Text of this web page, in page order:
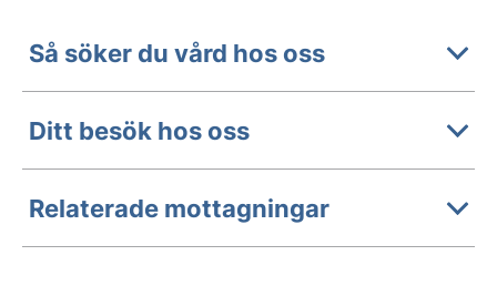
Så söker du vård hos oss
Ditt besök hos oss
Relaterade mottagningar